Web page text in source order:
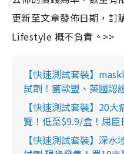
更新至文章發佈日期，訂
Lifestyle 概不負責。>>
【快速測試套裝】
試劑！獲歐盟、英國認
【快速測試套裝】20
覽！低至$9.9/盒！屈
【快速測試套裝】深